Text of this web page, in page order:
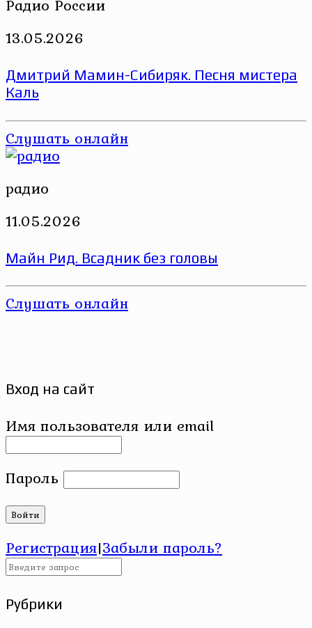
Радио России
13.05.2026
Дмитрий Мамин-Сибиряк. Песня мистера
Каль
Слушать онлайн
радио
11.05.2026
Майн Рид. Всадник без головы
Слушать онлайн
Вход на сайт
Имя пользователя или email
Пароль
Регистрация|Забыли пароль?
Рубрики